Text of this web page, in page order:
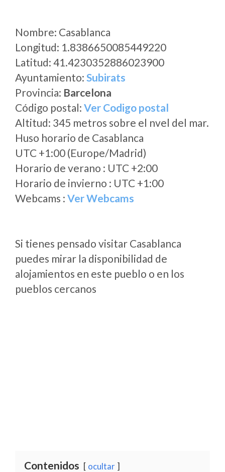
Nombre: Casablanca
Longitud: 1.8386650085449220
Latitud: 41.4230352886023900
Ayuntamiento: Subirats
Provincia: Barcelona
Código postal: Ver Codigo postal
Altitud: 345 metros sobre el nvel del mar.
Huso horario de Casablanca
UTC +1:00 (Europe/Madrid)
Horario de verano : UTC +2:00
Horario de invierno : UTC +1:00
Webcams : Ver Webcams
Si tienes pensado visitar Casablanca
puedes mirar la disponibilidad de
alojamientos en este pueblo o en los
pueblos cercanos
Contenidos ocultar